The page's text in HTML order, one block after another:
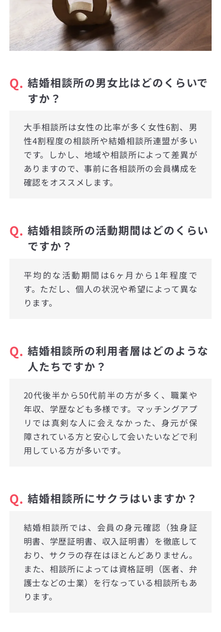
Q. 結婚相談所の男女比はどのくらいで
すか？
大手相談所は女性の比率が多く女性6割、男
性4割程度の相談所や結婚相談所連盟が多い
です。しかし、地域や相談所によって差異が
ありますので、事前に各相談所の会員構成を
確認をオススメします。
Q. 結婚相談所の活動期間はどのくらい
ですか？
平均的な活動期間は6ヶ月から1年程度で
す。ただし、個人の状況や希望によって異な
ります。
Q. 結婚相談所の利用者層はどのような
人たちですか？
20代後半から50代前半の方が多く、職業や
年収、学歴なども多様です。マッチングアプ
リでは真剣な人に会えなかった、身元が保
障されている方と安心して会いたいなどで利
用している方が多いです。
Q. 結婚相談所にサクラはいますか？
結婚相談所では、会員の身元確認（独身証
明書、学歴証明書、収入証明書）を徹底して
おり、サクラの存在はほとんどありません。
また、相談所によっては資格証明（医者、弁
護士などの士業）を行なっている相談所もあ
ります。